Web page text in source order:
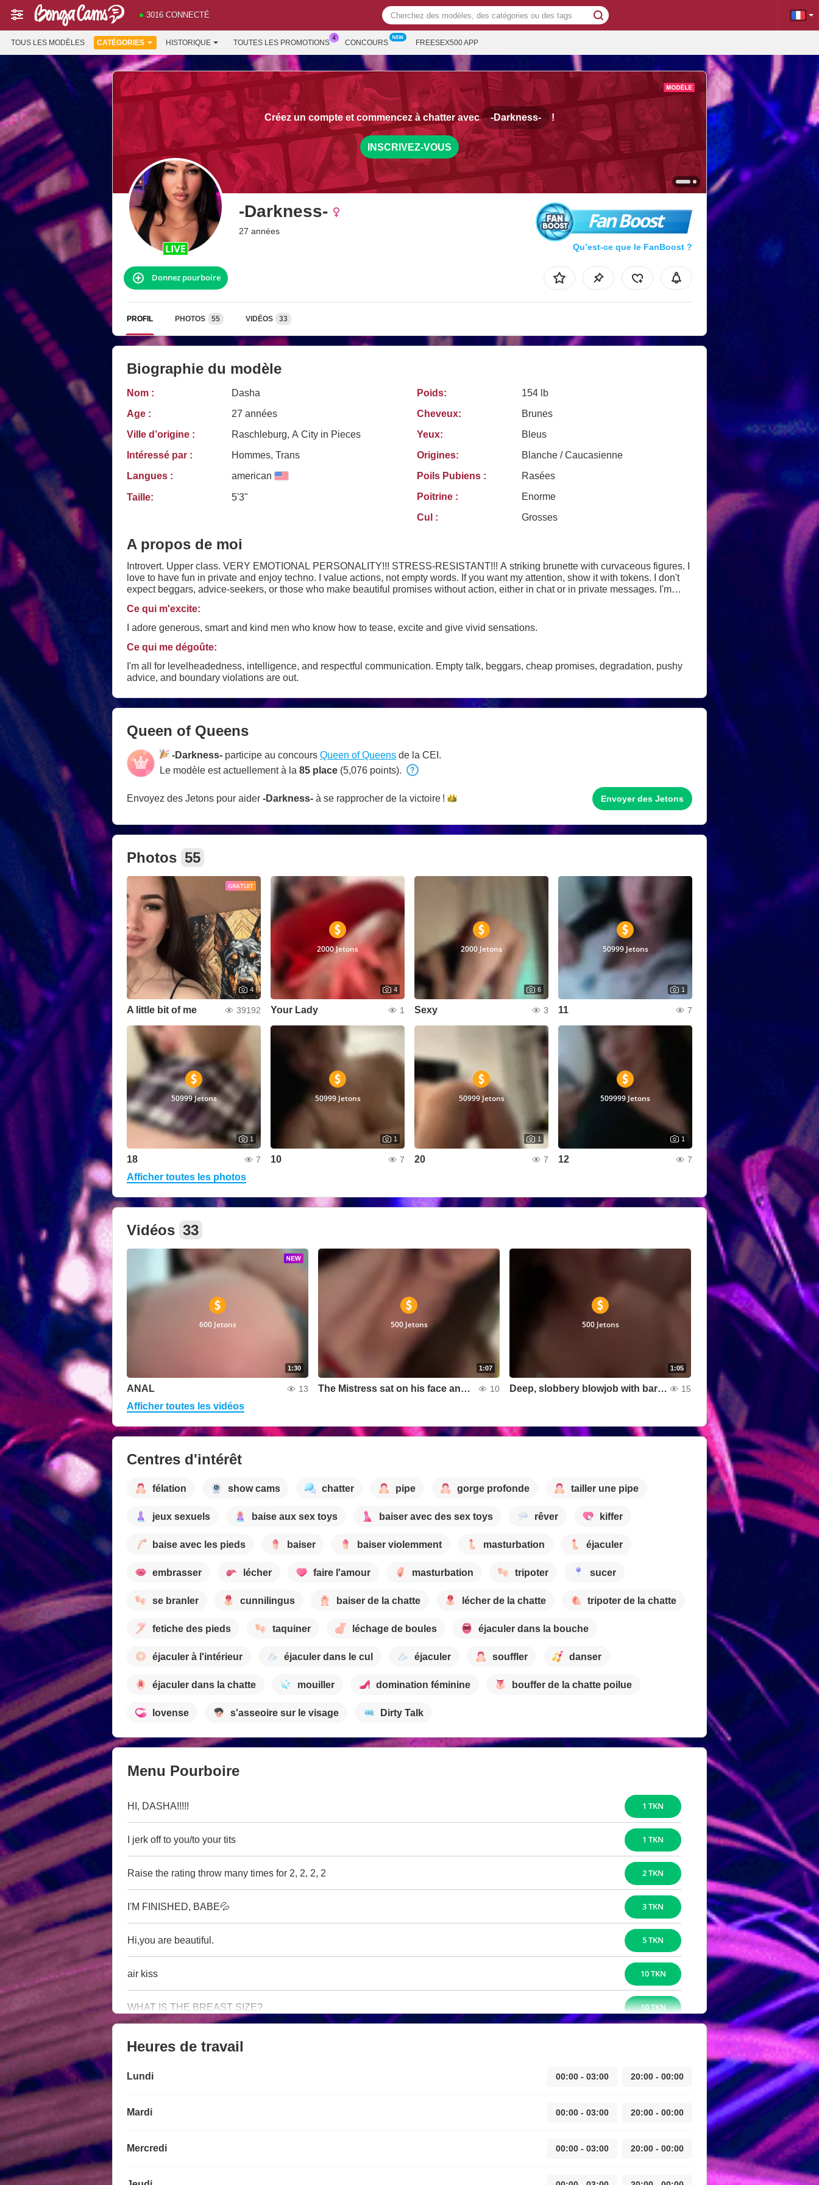
3016 CONNECTÉ
TOUS LES MODÈLES CATÉGORIES HISTORIQUE TOUTES LES PROMOTIONS CONCOURS FREESEX500 APP
Créez un compte et commencez à chatter avec -Darkness- !
INSCRIVEZ-VOUS
-Darkness-
27 années Fan Boost
Qu’est-ce que le FanBoost ?
Donnez pourboire
PROFIL PHOTOS 55 VIDÉOS 33
Biographie du modèle
Nom :
Dasha
Age :
27 années
Ville d’origine :
Raschleburg, A City in Pieces
Intéressé par :
Hommes, Trans
Langues :
american
Taille: 5'3"
Poids:
154 lb
Cheveux:
Brunes
Yeux:
Bleus
Origines:
Blanche / Caucasienne
Poils Pubiens :
Rasées
Poitrine :
Enorme
Cul :
Grosses
A propos de moi
Introvert. Upper class. VERY EMOTIONAL PERSONALITY!!! STRESS-RESISTANT!!! A striking brunette with curvaceous figures. I
love to have fun in private and enjoy techno. I value actions, not empty words. If you want my attention, show it with tokens. I don't
expect beggars, advice-seekers, or those who make beautiful promises without action, either in chat or in private messages. I'm
around. Everyone else is welcome.
Ce qui m'excite:
I adore generous, smart and kind men who know how to tease, excite and give vivid sensations.
Ce qui me dégoûte:
I'm all for levelheadedness, intelligence, and respectful communication. Empty talk, beggars, cheap promises, degradation, pushy
advice, and boundary violations are out.
Queen of Queens
-Darkness- participe au concours Queen of Queens de la CEI.
Le modèle est actuellement à la 85 place (5,076 points).
Envoyez des Jetons pour aider -Darkness- à se rapprocher de la victoire ! Envoyer des Jetons
Photos 55
GRATUIT
4
A little bit of me 39192
2000 Jetons
4
Your Lady 1
2000 Jetons
6
Sexy 3
50999 Jetons
1
11 7
50999 Jetons
1
18 7
50999 Jetons
1
10 7
50999 Jetons
1
20 7
509999 Jetons
1
12 7
Afficher toutes les photos
Vidéos 33
1:30
600 Jetons
ANAL 13
1:07
500 Jetons
The Mistress sat on his face and made him lick her pussy. 10
1:05
500 Jetons
Deep, slobbery blowjob with bare tits 15
Afficher toutes les vidéos
Centres d'intérêt
félation show cams chatter pipe gorge profonde tailler une pipe
jeux sexuels baise aux sex toys baiser avec des sex toys rêver kiffer
baise avec les pieds baiser baiser violemment masturbation éjaculer
embrasser lécher faire l'amour masturbation tripoter sucer
se branler cunnilingus baiser de la chatte lécher de la chatte tripoter de la chatte
fetiche des pieds taquiner léchage de boules éjaculer dans la bouche
éjaculer à l'intérieur éjaculer dans le cul éjaculer souffler danser
éjaculer dans la chatte mouiller domination féminine bouffer de la chatte poilue
lovense s'asseoire sur le visage Dirty Talk
Menu Pourboire
HI, DASHA!!!!! 1 TKN
I jerk off to you/to your tits 1 TKN
Raise the rating throw many times for 2, 2, 2, 2 2 TKN
I'M FINISHED, BABE💦 3 TKN
Hi,you are beautiful. 5 TKN
air kiss 10 TKN
WHAT IS THE BREAST SIZE? 10 TKN
Heures de travail
Lundi 00:00 - 03:00 20:00 - 00:00
Mardi 00:00 - 03:00 20:00 - 00:00
Mercredi 00:00 - 03:00 20:00 - 00:00